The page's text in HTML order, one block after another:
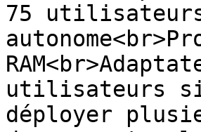
75 utilisateurs
utilisateurs
déployer